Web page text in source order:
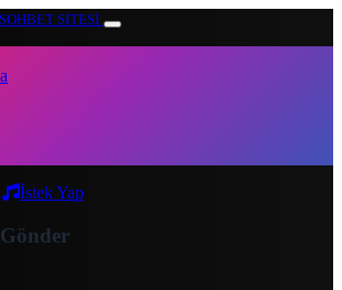
SİTESİ
İstek Yap